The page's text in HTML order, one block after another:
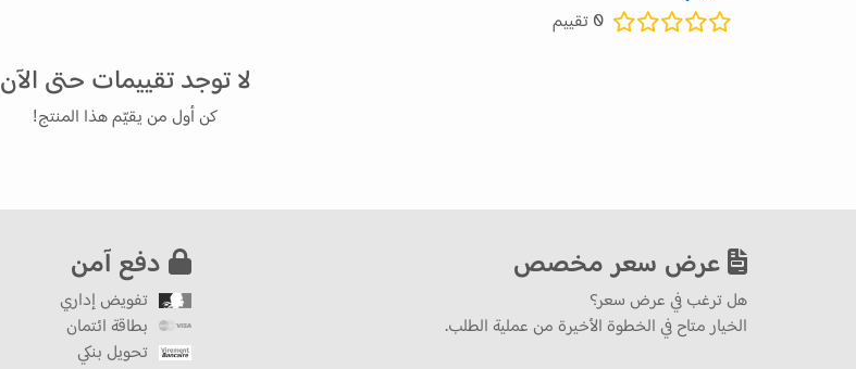
0 تقييم
لا توجد تقييمات حتى الآن
كن أول من يقيّم هذا المنتج!
عرض سعر مخصص
هل ترغب في عرض سعر؟
الخيار متاح في الخطوة الأخيرة من عملية الطلب.
دفع آمن
تفويض إداري
بطاقة ائتمان
تحويل بنكي